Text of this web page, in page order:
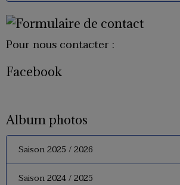
Pour nous contacter :
Facebook
Album photos
Saison 2025 / 2026
Saison 2024 / 2025